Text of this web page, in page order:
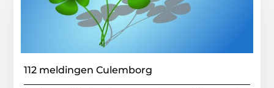
112 meldingen Culemborg